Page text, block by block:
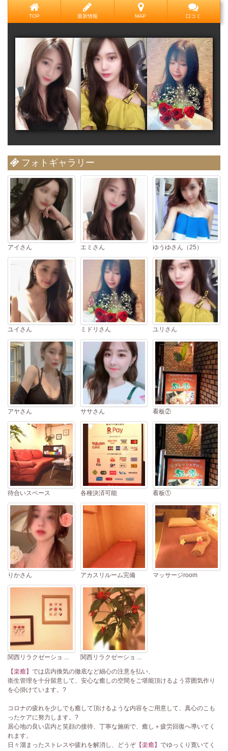
TOP 最新情報 MAP 口コミ
フォトギャラリー
アイさん エミさん ゆうゆさん（25）
ユイさん ミドリさん ユリさん
アヤさん ササさん 看板②
待合いスペース 各種決済可能 看板①
りかさん アカスリルーム完備 マッサージroom
関西リラクゼーショ ...
関西リラクゼーショ ...
【楽癒】 では店内換気の徹底など細心の注意を払い、
衛生管理を十分留意して、安心な癒しの空間をご堪能頂けるよう雰囲気作り
を心掛けています。?
コロナの疲れを少しでも癒して頂けるような内容をご用意して、真心のこも
ったケアに努力します。?
居心地の良い店内と笑顔の接待、丁寧な施術で、癒し＋疲労回復へ導いてく
れます。
日々溜まったストレスや疲れを解消し、どうぞ【楽癒】 でゆっくり寛いてく